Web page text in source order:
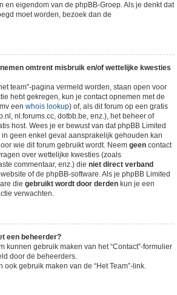
en eigendom van de phpBB-Groep. Als je denkt dat
moet worden, bezoek dan de
omtrent misbruik en/of wettelijke kwesties
team"-pagina vermeld worden, staan open voor
hebt gekregen, kun je contact opnemen met de
een whois lookup) of, als dit forum op een gratis
nl.forums.cc, dotbb.be, enz.), het beheer of
host. Wees je er bewust van dat phpBB Limited
in geen enkel geval aansprakelijk gehouden kan
wie dit forum gebruikt wordt. Neem geen contact
over wettelijke kwesties (zoals
commentaar, enz.) die niet direct verband
of de phpBB-software. Als je phpBB Limited
die gebruikt wordt door derden kun je een
verwachten.
een beheerder?
kunnen gebruik maken van het “Contact”-formulier
door de beheerders.
ook gebruik maken van de “Het Team”-link.